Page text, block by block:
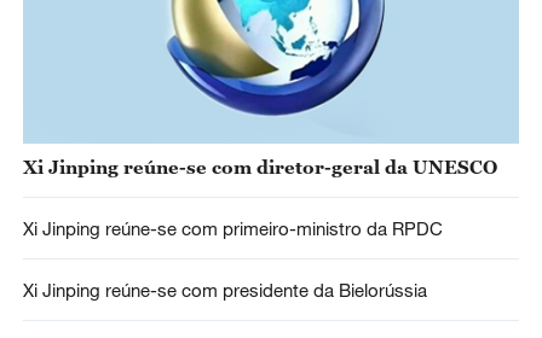
Xi Jinping reúne-se com diretor-geral da UNESCO
Xi Jinping reúne-se com primeiro-ministro da RPDC
Xi Jinping reúne-se com presidente da Bielorússia